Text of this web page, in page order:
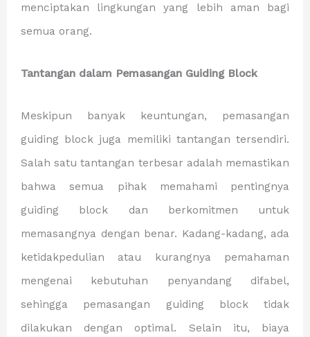
menciptakan lingkungan yang lebih aman bagi
semua orang.
Tantangan dalam Pemasangan Guiding Block
Meskipun banyak keuntungan, pemasangan
guiding block juga memiliki tantangan tersendiri.
Salah satu tantangan terbesar adalah memastikan
bahwa semua pihak memahami pentingnya
guiding block dan berkomitmen untuk
memasangnya dengan benar. Kadang-kadang, ada
ketidakpedulian atau kurangnya pemahaman
mengenai kebutuhan penyandang difabel,
sehingga pemasangan guiding block tidak
dilakukan dengan optimal. Selain itu, biaya